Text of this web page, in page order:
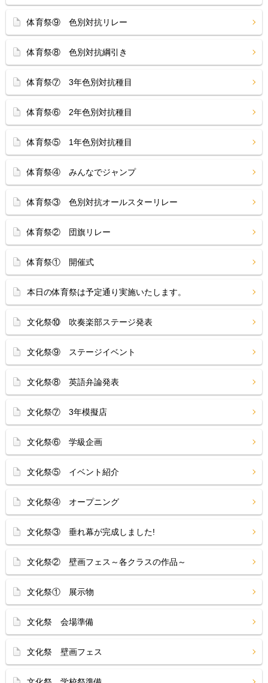
体育祭⑨ 色別対抗リレー
体育祭⑧ 色別対抗綱引き
体育祭⑦ 3年色別対抗種目
体育祭⑥ 2年色別対抗種目
体育祭⑤ 1年色別対抗種目
体育祭④ みんなでジャンプ
体育祭③ 色別対抗オールスターリレー
体育祭② 団旗リレー
体育祭① 開催式
本日の体育祭は予定通り実施いたします。
文化祭⑩ 吹奏楽部ステージ発表
文化祭⑨ ステージイベント
文化祭⑧ 英語弁論発表
文化祭⑦ 3年模擬店
文化祭⑥ 学級企画
文化祭⑤ イベント紹介
文化祭④ オープニング
文化祭③ 垂れ幕が完成しました!
文化祭② 壁画フェス～各クラスの作品～
文化祭① 展示物
文化祭 会場準備
文化祭 壁画フェス